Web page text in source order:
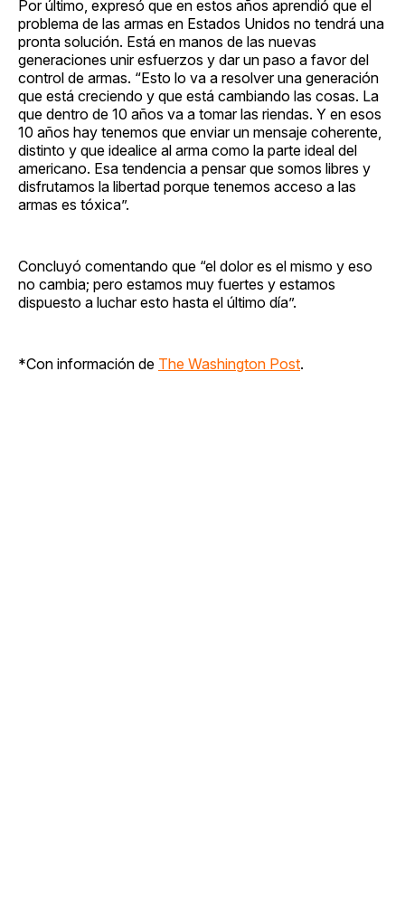
Por último, expresó que en estos años aprendió que el
problema de las armas en Estados Unidos no tendrá una
pronta solución. Está en manos de las nuevas
generaciones unir esfuerzos y dar un paso a favor del
control de armas. “Esto lo va a resolver una generación
que está creciendo y que está cambiando las cosas. La
que dentro de 10 años va a tomar las riendas. Y en esos
10 años hay tenemos que enviar un mensaje coherente,
distinto y que idealice al arma como la parte ideal del
americano. Esa tendencia a pensar que somos libres y
disfrutamos la libertad porque tenemos acceso a las
armas es tóxica”.
Concluyó comentando que “el dolor es el mismo y eso
no cambia; pero estamos muy fuertes y estamos
dispuesto a luchar esto hasta el último día”.
*Con información de The Washington Post.